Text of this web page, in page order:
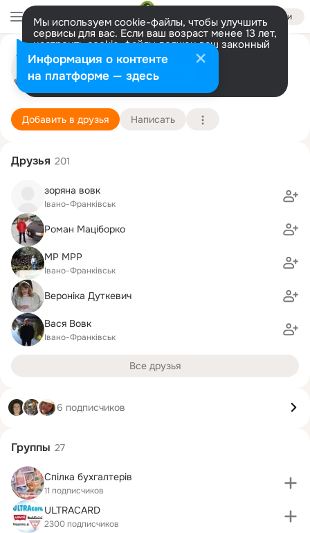
Войти
Мы используем cookie-файлы, чтобы улучшить
сервисы для вас. Если ваш возраст менее 13 лет,
настроить cookie-файлы должен ваш законный
представитель. Больше информации
Разрешить все Настроить
Олександр Дуткевич
м.Тисмениця
29 августа (46 лет)
Тысменицкая школа
Подробнее
Добавить в друзья Написать
Друзья 201
зоряна вовк
Івано-Франківськ
Роман Маціборко
MP MPP
Івано-Франківськ
Вероніка Дуткевич
Вася Вовк
Івано-Франківськ
Все друзья
6 подписчиков
Группы 27
Спілка бухгалтерів
11 подписчиков
ULTRACARD
2300 подписчиков
Информация о контенте
на платформе — здесь